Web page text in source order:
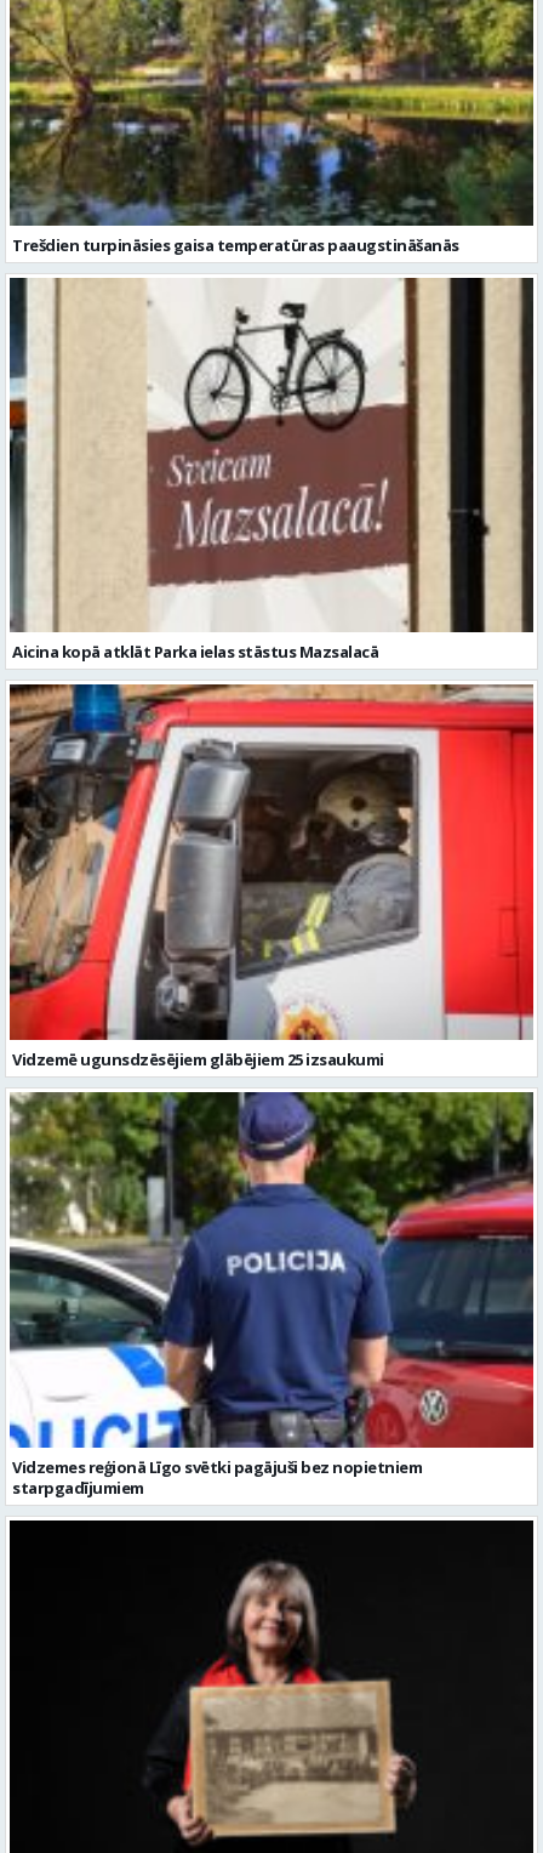
Trešdien turpināsies gaisa temperatūras paaugstināšanās
Aicina kopā atklāt Parka ielas stāstus Mazsalacā
Vidzemē ugunsdzēsējiem glābējiem 25 izsaukumi
Vidzemes reģionā Līgo svētki pagājuši bez nopietniem
starpgadījumiem